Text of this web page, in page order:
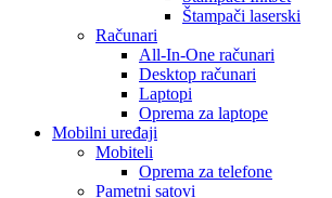
Štampači laserski
Računari
All-In-One računari
Desktop računari
Laptopi
Oprema za laptope
Mobilni uređaji
Mobiteli
Oprema za telefone
Pametni satovi